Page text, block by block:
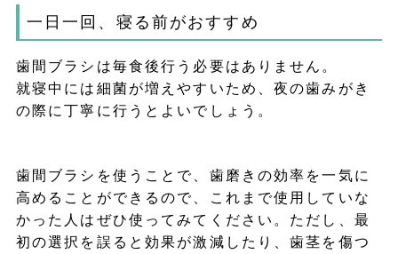
一日一回、寝る前がおすすめ
歯間ブラシは毎食後行う必要はありません。
就寝中には細菌が増えやすいため、夜の歯みがき
の際に丁寧に行うとよいでしょう。
歯間ブラシを使うことで、歯磨きの効率を一気に
高めることができるので、これまで使用していな
かった人はぜひ使ってみてください。ただし、最
初の選択を誤ると効果が激減したり、歯茎を傷つ